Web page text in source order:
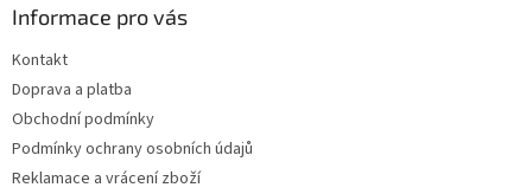
Informace pro vás
Kontakt
Doprava a platba
Obchodní podmínky
Podmínky ochrany osobních údajů
Reklamace a vrácení zboží